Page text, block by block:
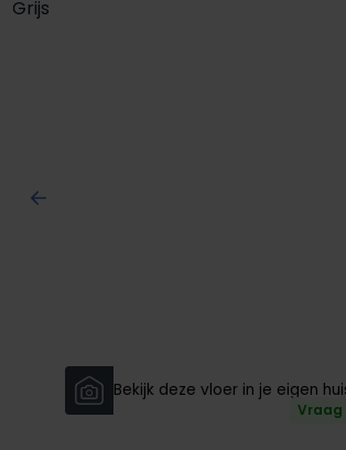
Bekijk deze vloer in je eigen
Vraag